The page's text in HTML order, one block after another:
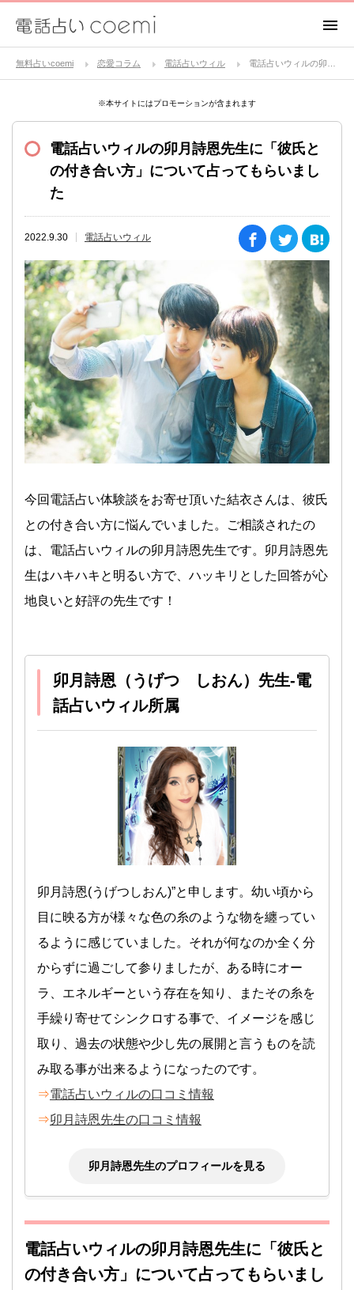
無料占いcoemi 恋愛コラム 電話占いウィル
※本サイトにはプロモーションが含まれます
電話占いウィルの卯月詩恩先生に「彼氏と
の付き合い方」について占ってもらいまし
た
2022.9.30 電話占いウィル
今回電話占い体験談をお寄せ頂いた結衣さんは、彼氏
との付き合い方に悩んでいました。ご相談されたの
は、電話占いウィルの卯月詩恩先生です。卯月詩恩先
生はハキハキと明るい方で、ハッキリとした回答が心
地良いと好評の先生です！
卯月詩恩（うげつ しおん）先生-電
話占いウィル所属
卯月詩恩(うげつしおん)”と申します。幼い頃から
目に映る方が様々な色の糸のような物を纏ってい
るように感じていました。それが何なのか全く分
からずに過ごして参りましたが、ある時にオー
ラ、エネルギーという存在を知り、またその糸を
手繰り寄せてシンクロする事で、イメージを感じ
取り、過去の状態や少し先の展開と言うものを読
み取る事が出来るようになったのです。
⇒電話占いウィルの口コミ情報
⇒卯月詩恩先生の口コミ情報
卯月詩恩先生のプロフィールを見る
電話占いウィルの卯月詩恩先生に「彼氏と
の付き合い方」について占ってもらいまし